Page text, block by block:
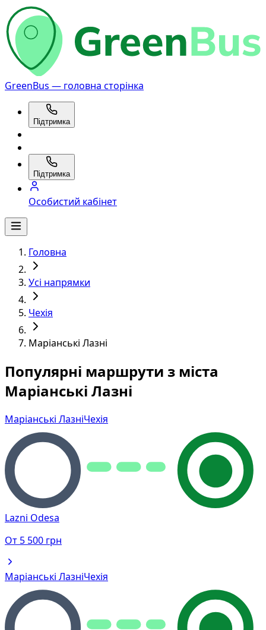
GreenBus — головна сторінка
Підтримка
Підтримка
Особистий кабінет
Головна
Усі напрямки
Чехія
Маріанські Лазні
Популярні маршрути з міста
Маріанські Лазні
Маріанські ЛазніЧехія
Lazni Odesa
От 5 500 грн
Маріанські ЛазніЧехія